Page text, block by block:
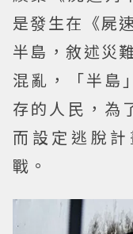
是發生在《屍
半島，敘述災
混亂，「半島
存的人民，為
而設定逃脫
戰。